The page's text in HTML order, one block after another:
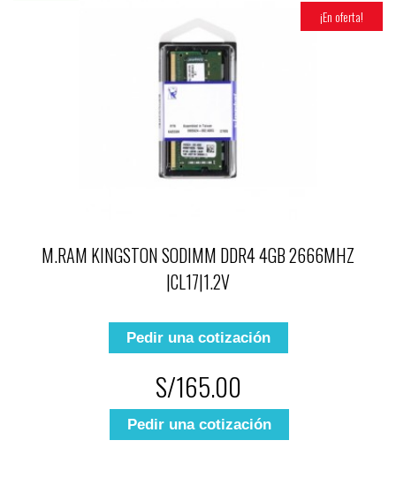
¡En oferta!
M.RAM KINGSTON SODIMM DDR4 4GB 2666MHZ
|CL17|1.2V
Pedir una cotización
S/165.00
Pedir una cotización